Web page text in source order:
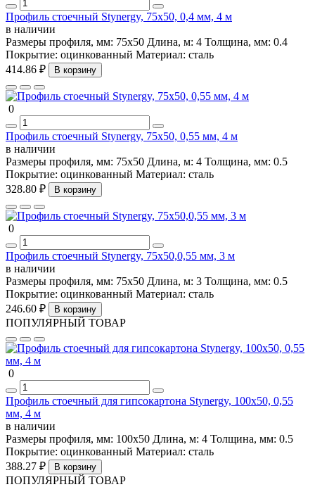
Профиль стоечный Stynergy, 75х50, 0,4 мм, 4 м
в наличии
Размеры профиля, мм: 75х50 Длина, м: 4 Толщина, мм: 0.4
Покрытие: оцинкованный Материал: сталь
414.86 ₽
В корзину
0
Профиль стоечный Stynergy, 75х50, 0,55 мм, 4 м
в наличии
Размеры профиля, мм: 75х50 Длина, м: 4 Толщина, мм: 0.5
Покрытие: оцинкованный Материал: сталь
328.80 ₽
В корзину
0
Профиль стоечный Stynergy, 75х50,0,55 мм, 3 м
в наличии
Размеры профиля, мм: 75х50 Длина, м: 3 Толщина, мм: 0.5
Покрытие: оцинкованный Материал: сталь
246.60 ₽
В корзину
ПОПУЛЯРНЫЙ ТОВАР
0
Профиль стоечный для гипсокартона Stynergy, 100х50, 0,55
мм, 4 м
в наличии
Размеры профиля, мм: 100х50 Длина, м: 4 Толщина, мм: 0.5
Покрытие: оцинкованный Материал: сталь
388.27 ₽
В корзину
ПОПУЛЯРНЫЙ ТОВАР